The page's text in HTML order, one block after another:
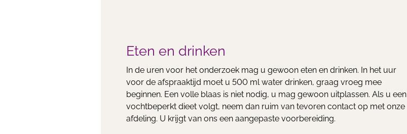
Eten en drinken
In de uren voor het onderzoek mag u gewoon eten en drinken. In het uur
voor de afspraaktijd moet u 500 ml water drinken, graag vroeg mee
beginnen. Een volle blaas is niet nodig, u mag gewoon uitplassen. Als u een
vochtbeperkt dieet volgt, neem dan ruim van tevoren contact op met onze
afdeling. U krijgt van ons een aangepaste voorbereiding.